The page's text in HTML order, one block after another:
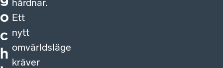
o
c
h
hårdnar.
Ett
nytt
omvärldsläge
kräver